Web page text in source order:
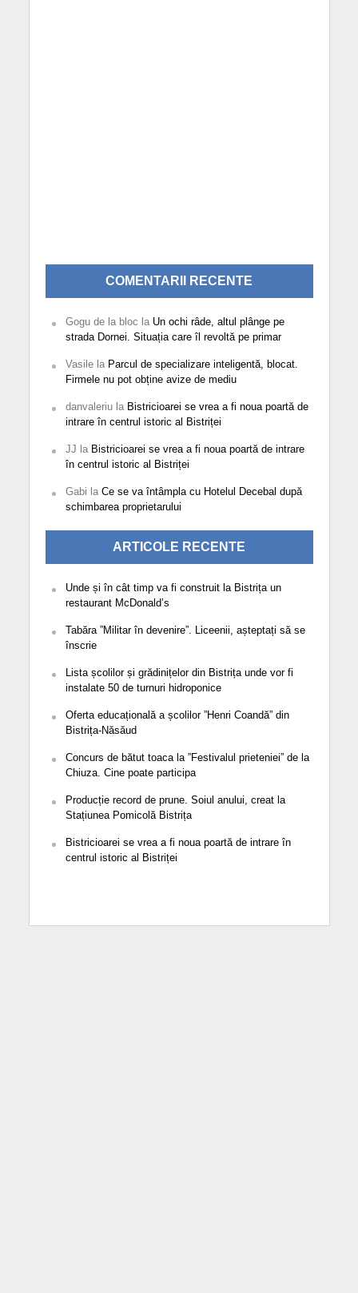
COMENTARII RECENTE
Gogu de la bloc la Un ochi râde, altul plânge pe
strada Dornei. Situația care îl revoltă pe primar
Vasilela Parcul de specializare inteligentă, blocat.
Firmele nu pot obține avize de mediu
danvaleriula Bistricioarei se vrea a fi noua poartă de
intrare în centrul istoric al Bistriței
JJ la Bistricioarei se vrea a fi noua poartă de intrare
în centrul istoric al Bistriței
Gabi la Ce se va întâmpla cu Hotelul Decebal după
schimbarea proprietarului
ARTICOLE RECENTE
Unde și în cât timp va fi construit la Bistrița un
restaurant McDonald’s
Tabăra ”Militar în devenire”. Liceenii, așteptați să se
înscrie
Lista școlilor și grădinițelor din Bistrița unde vor fi
instalate 50 de turnuri hidroponice
Oferta educațională a școlilor ”Henri Coandă” din
Bistrița-Năsăud
Concurs de bătut toaca la ”Festivalul prieteniei” de la
Chiuza. Cine poate participa
Producție record de prune. Soiul anului, creat la
Stațiunea Pomicolă Bistrița
Bistricioarei se vrea a fi noua poartă de intrare în
centrul istoric al Bistriței